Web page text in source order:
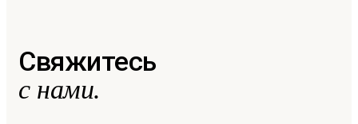
Свяжитесь
с нами.